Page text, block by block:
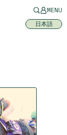
MENU
日本語